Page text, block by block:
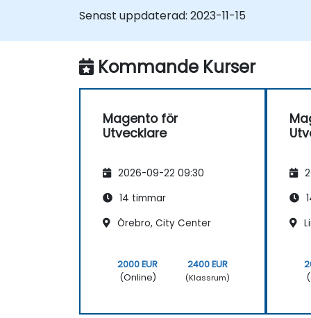
Senast uppdaterad: 2023-11-15
Kommande Kurser
Magento för
Utvecklare
2026-09-22 09:30
14 timmar
Örebro, City Center
2000 EUR
(Online)
2400 EUR
(Klassrum)